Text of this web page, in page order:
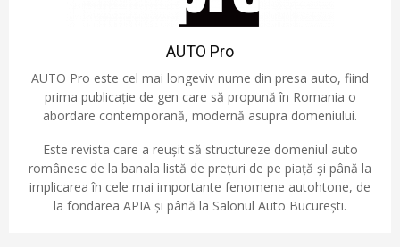
AUTO Pro
AUTO Pro este cel mai longeviv nume din presa auto, fiind
prima publicație de gen care să propună în Romania o
abordare contemporană, modernă asupra domeniului.
Este revista care a reușit să structureze domeniul auto
românesc de la banala listă de prețuri de pe piață și până la
implicarea în cele mai importante fenomene autohtone, de
la fondarea APIA și până la Salonul Auto București.